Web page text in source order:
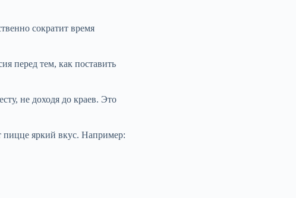
сократит время
перед тем, как поставить
не доходя до краев. Это
яркий вкус. Например: